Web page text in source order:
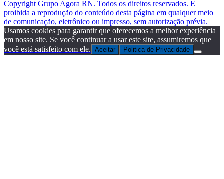
Copyright Grupo Agora RN. Todos os direitos reservados. É
proibida a reprodução do conteúdo desta página em qualquer meio
de comunicação, eletrônico ou impresso, sem autorização prévia.
Usamos cookies para garantir que oferecemos a melhor experiência
em nosso site. Se você continuar a usar este site, assumiremos que
você está satisfeito com ele. Aceitar Politica de Privacidade